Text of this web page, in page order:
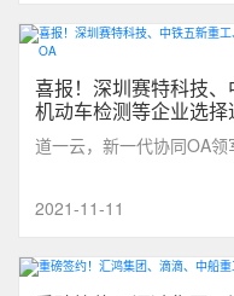
喜报！深圳赛特科技
机动车检测等企业选
道一云，新一代协同OA领
2021-11-11